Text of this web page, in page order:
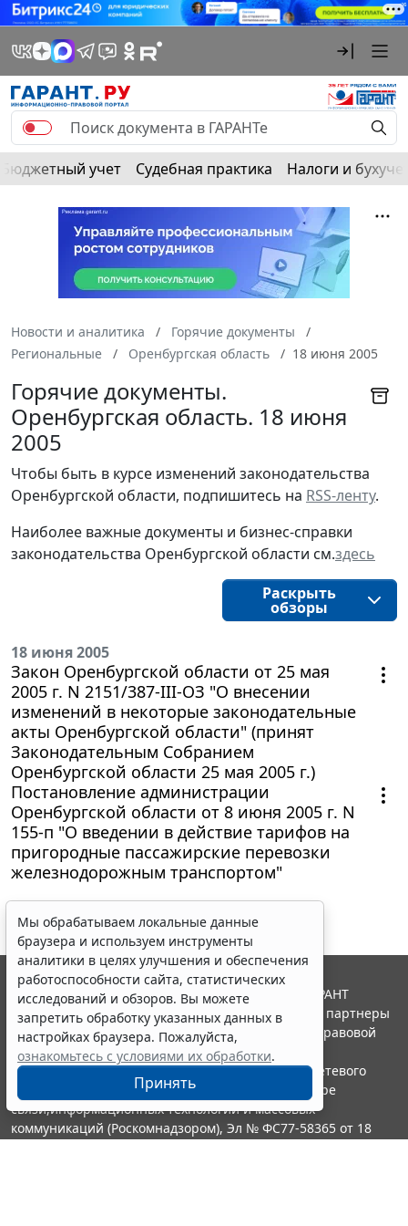
Бюджетный учет Судебная практика Налоги и
Новости и аналитика
Горячие документы
Региональные
Оренбургская область 18 июня 2005
Горячие документы.
Оренбургская область. 18 июня
2005
Чтобы быть в курсе изменений законодательства
Оренбургской области, подпишитесь на RSS-ленту.
Наиболее важные документы и бизнес-справки
законодательства Оренбургской области см.здесь
Раскрыть
обзоры
18 июня 2005
Закон Оренбургской области от 25 мая
2005 г. N 2151/387-III-ОЗ "О внесении
изменений в некоторые законодательные
акты Оренбургской области" (принят
Законодательным Собранием
Оренбургской области 25 мая 2005 г.)
Постановление администрации
Оренбургской области от 8 июня 2005 г. N
155-п "О введении в действие тарифов на
пригородные пассажирские перевозки
железнодорожным транспортом"
Мы обрабатываем локальные данные
браузера и используем инструменты
аналитики в целях улучшения и обеспечения
работоспособности сайта, статистических
исследований и обзоров. Вы можете
запретить обработку указанных данных в
настройках браузера. Пожалуйста,
ознакомьтесь с условиями их обработки.
Принять
© ООО "НПП "ГАРАНТ-СЕРВИС", 2026. Система ГАРАНТ
выпускается с 1990 года. Компания "Гарант" и ее партнеры
являются участниками Российской ассоциации правовой
информации ГАРАНТ.
Портал ГАРАНТ.РУ зарегистрирован в качестве сетевого
издания Федеральной службой по надзору в сфере
связи,информационных технологий и массовых
коммуникаций (Роскомнадзором), Эл № ФС77-58365 от 18